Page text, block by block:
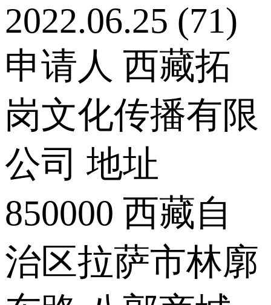
2022.06.25 (71)
申请人 西藏拓
岗文化传播有限
公司 地址
850000 西藏自
治区拉萨市林廓